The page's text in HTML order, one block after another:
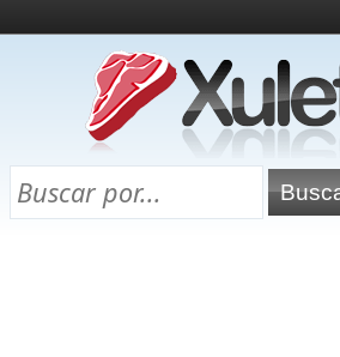
¿Qué es esto?
Directorio
Chuletas para exámenes